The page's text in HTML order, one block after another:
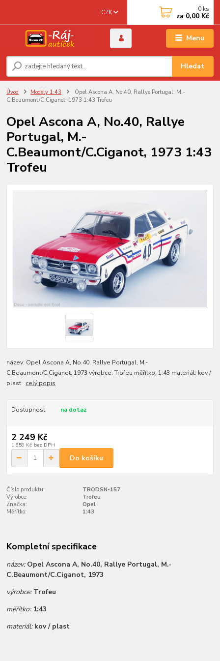
Menu
CZK
Hledat
0 ks
za 0,00 Kč
Úvod Modely 1:43
Opel Ascona A, No.40, Rallye Portugal, M.-
C.Beaumont/C.Ciganot, 1973 1:43 Trofeu
Opel Ascona A, No.40, Rallye
Portugal, M.-
C.Beaumont/C.Ciganot, 1973 1:43
Trofeu
název: Opel Ascona A, No.40, Rallye Portugal, M.-
C.Beaumont/C.Ciganot, 1973 výrobce: Trofeu měřítko: 1:43 materiál: kov /
plast celý popis
Dostupnost na dotaz
2 249 Kč
1 859 Kč bez DPH
Do košíku
Číslo produktu:
TRODSN-157
Výrobce:
Trofeu
Značka:
Opel
Měřítko:
1:43
Kompletní specifikace
název: Opel Ascona A, No.40, Rallye Portugal, M.-
C.Beaumont/C.Ciganot, 1973
výrobce: Trofeu
měřítko: 1:43
materiál: kov / plast